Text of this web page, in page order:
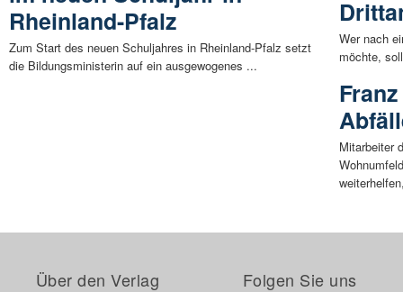
Rheinland-Pfalz
Zum Start des neuen Schuljahres in Rheinland-Pfalz setzt
die Bildungsministerin auf ein ausgewogenes ...
Wer nach
möchte,
Mitarbeiter
Über den Verlag Folgen Sie uns